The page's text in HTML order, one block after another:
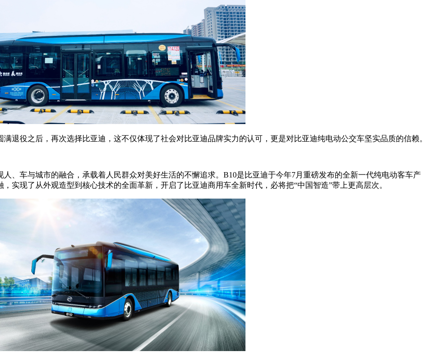
退役之后，再次选择比亚迪，这不仅体现了社会对比亚迪品牌实力的认可，更是对比亚迪纯电动公交车坚实品质的信赖。
、车与城市的融合，承载着人民群众对美好生活的不懈追求。B10是比亚迪于今年7月重磅发布的全新一代纯电动客车产
实现了从外观造型到核心技术的全面革新，开启了比亚迪商用车全新时代，必将把“中国智造”带上更高层次。